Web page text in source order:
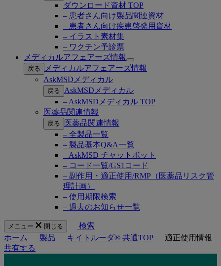
ダウンロード資材 TOP
– 患者さん向け製品関連資材
– 患者さん向け疾患啓発用資材
– イラスト素材集
– ワクチン予診票
メディカルアフェアーズ情報
Open
submenu
戻る
メディカルアフェアーズ情報
AskMSDメディカル
戻る
AskMSDメディカル
– AskMSDメディカル TOP
医薬品関連情報
戻る
医薬品関連情報
– 全製品一覧
– 製品基本Q&A一覧
– AskMSD チャットボット
– コード一覧/GS1コード
– 副作用・適正使用/RMP（医薬品リスク管
理計画）
– 使用期限検索
– 過去のお知らせ一覧
メニュー 閉じる
検索
ホーム
製品 キイトルーダ® 共通TOP
適正使用情報
共有する